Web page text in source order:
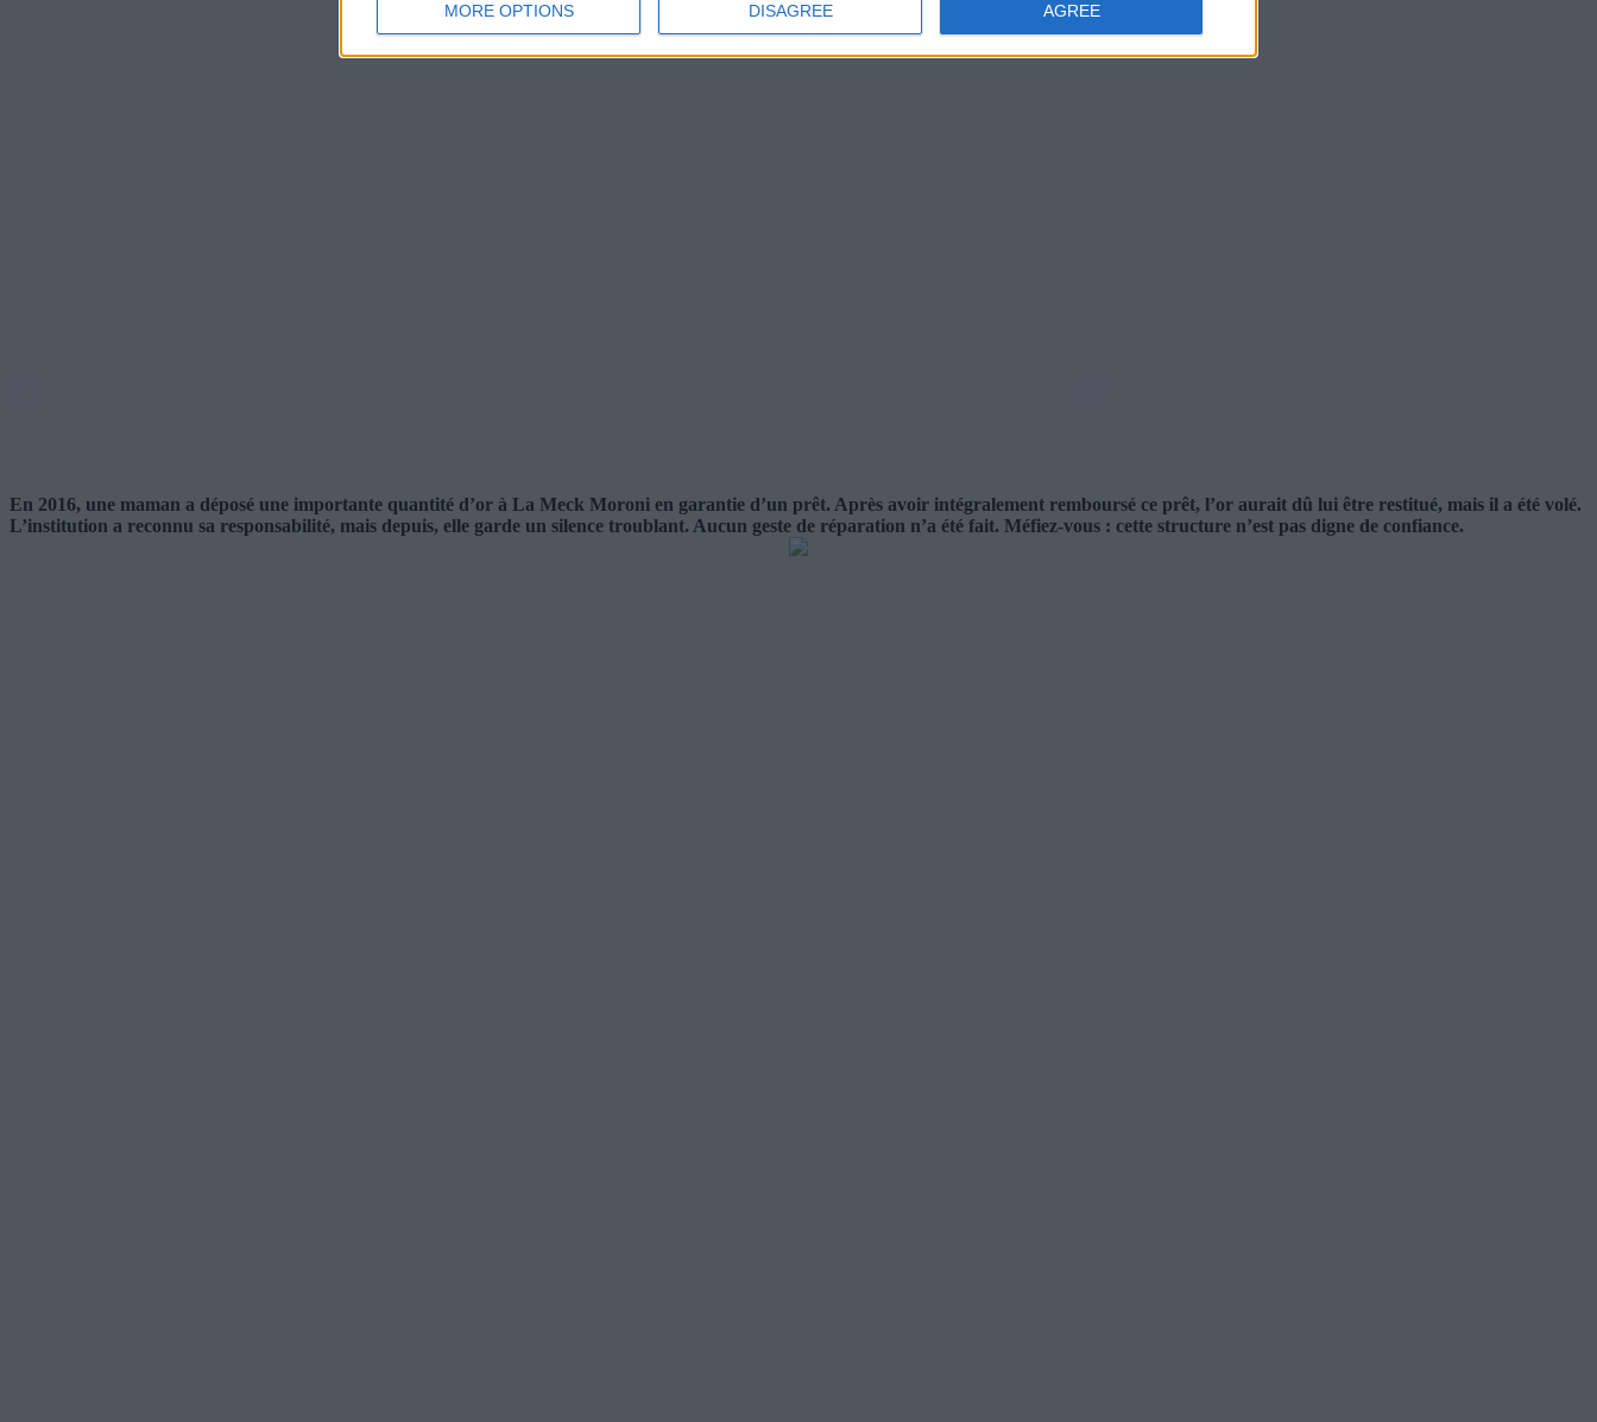
MORE OPTIONS DISAGREE AGREE
En 2016, une maman a déposé une importante quantité d’or à La Meck Moroni en garantie d’un prêt. Après avoir intégralement remboursé ce prêt, l’or aurait dû lui être restitué, mais il a été volé.
L’institution a reconnu sa responsabilité, mais depuis, elle garde un silence troublant. Aucun geste de réparation n’a été fait. Méfiez-vous : cette structure n’est pas digne de confiance.